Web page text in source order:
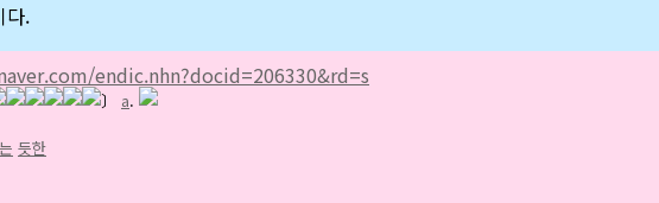
다.
endic.nhn?docid=206330&rd=s
〕 a.
듯한